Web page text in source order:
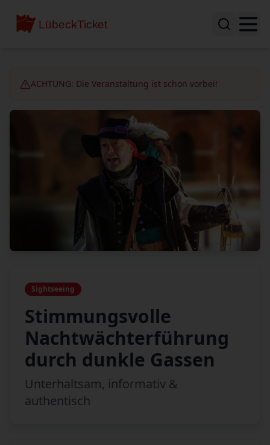
ACHTUNG: Die Veranstaltung ist schon vorbei!
Sightseeing
Stimmungsvolle
Nachtwächterführung
durch dunkle Gassen
Unterhaltsam, informativ &
authentisch